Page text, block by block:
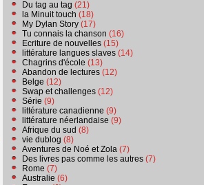
Du tag au tag (21)
la Minuit touch (18)
My Dylan Story (17)
Tu connais la chanson (16)
Ecriture de nouvelles (15)
littérature langues slaves (14)
Chagrins d'école (13)
Abandon de lectures (12)
Belge (12)
Swap et challenges (12)
Série (9)
littérature canadienne (9)
littérature néerlandaise (9)
Afrique du sud (8)
vie dublog (8)
Aventures de Noé et Zola (7)
Des livres pas comme les autres (7)
Rome (7)
Australie (6)